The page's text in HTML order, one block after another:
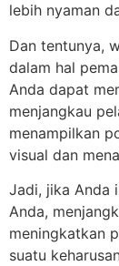
lebih nyaman
Dan tentunya,
dalam hal
Anda dapat
menjangkau
menampilkan
visual dan
Jadi, jika Anda
Anda,
meningkatkan
suatu